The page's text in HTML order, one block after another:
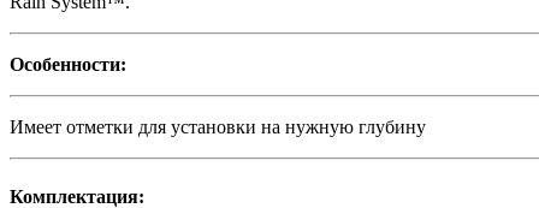
Особенности:
Имеет отметки для установки на нужную глубину
Комплектация: